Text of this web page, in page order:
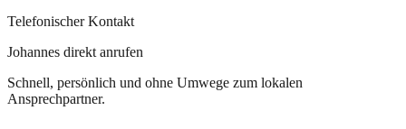
Telefonischer Kontakt
Johannes direkt anrufen
Schnell, persönlich und ohne Umwege zum lokalen
Ansprechpartner.